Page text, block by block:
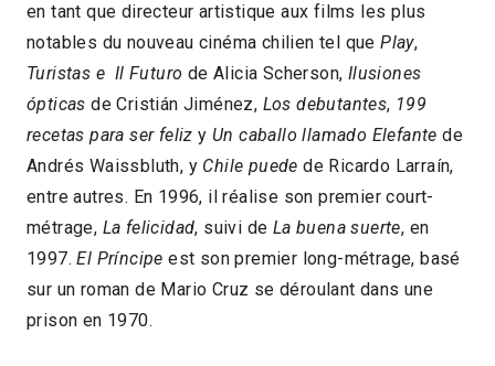
en tant que directeur artistique aux films les plus
notables du nouveau cinéma chilien tel quePlay,
Turistas e Il Futuro de Alicia Scherson, Ilusiones
ópticas de Cristián Jiménez, Los debutantes, 199
recetas para ser feliz y Un caballo llamado Elefante de
Andrés Waissbluth, y Chile puede de Ricardo Larraín,
entre autres. En 1996, il réalise son premier court-
métrage, La felicidad, suivi de La buena suerte, en
1997.El Príncipe est son premier long-métrage, basé
sur un roman de Mario Cruz se déroulant dans une
prison en 1970.